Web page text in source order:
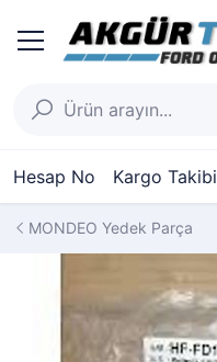
Hesap No Kargo Takibi
MONDEO Yedek Parça